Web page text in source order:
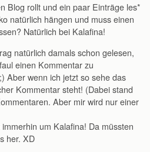
Blog rollt und ein paar Einträge les*
natürlich hängen und muss einen
Natürlich bei Kalafina!
natürlich damals schon gelesen,
einen Kommentar zu
Aber wenn ich jetzt so sehe das
Kommentar steht! (Dabei stand
Aber mir wird nur einer
um Kalafina! Da müssten
her. XD